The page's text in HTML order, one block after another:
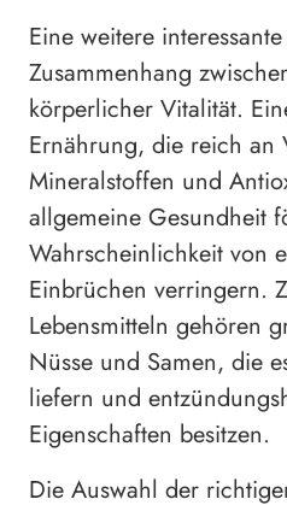
Eine weitere
Zusammenhang
körperlicher Vitalität.
Ernährung, die reich an
Mineralstoffen und
allgemeine Gesundheit
Wahrscheinlichkeit von
Einbrüchen verringern.
Lebensmitteln gehören
Nüsse und Samen, die
liefern und
Eigenschaften besitzen.
Die Auswahl der